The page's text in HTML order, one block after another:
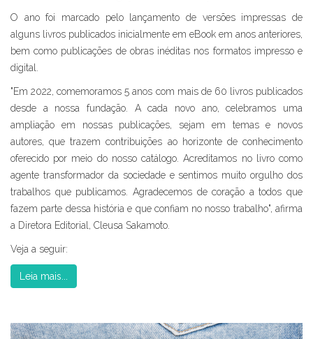
O ano foi marcado pelo lançamento de versões impressas de
alguns livros publicados inicialmente em eBook em anos anteriores,
bem como publicações de obras inéditas nos formatos impresso e
digital.
"Em 2022, comemoramos 5 anos com mais de 60 livros publicados
desde a nossa fundação. A cada novo ano, celebramos uma
ampliação em nossas publicações, sejam em temas e novos
autores, que trazem contribuições ao horizonte de conhecimento
oferecido por meio do nosso catálogo. Acreditamos no livro como
agente transformador da sociedade e sentimos muito orgulho dos
trabalhos que publicamos. Agradecemos de coração a todos que
fazem parte dessa história e que confiam no nosso trabalho", afirma
a Diretora Editorial, Cleusa Sakamoto.
Veja a seguir:
Leia mais...